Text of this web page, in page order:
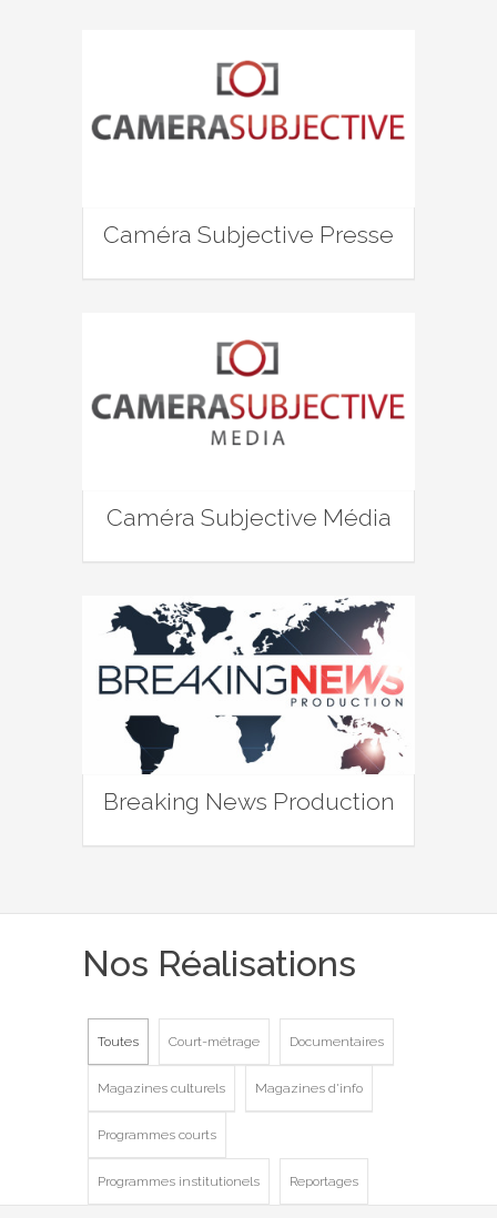
Caméra Subjective Presse
Caméra Subjective Média
Breaking News Production
Nos Réalisations
Toutes Court-métrage Documentaires
Magazines culturels Magazines d'info
Programmes courts
Programmes institutionels Reportages